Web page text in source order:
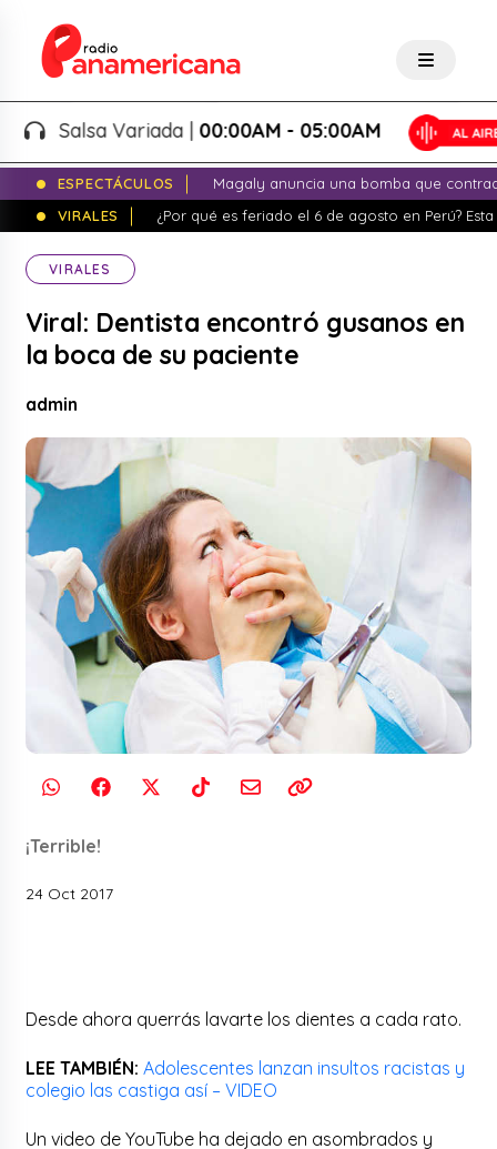
Salsa Variada |00:00AM - 05:00AM
ESPECTÁCULOS
Magaly anuncia una bomba que
VIRALES
¿Por qué es feriado el 6 de agosto en Perú?
VIRALES
Viral: Dentista encontró gusanos en
la boca de su paciente
admin
¡Terrible!
24 Oct 2017
Desde ahora querrás lavarte los dientes a cada rato.
LEE TAMBIÉN: Adolescentes lanzan insultos racistas y
colegio las castiga así – VIDEO
Un video de YouTube ha dejado en asombrados y